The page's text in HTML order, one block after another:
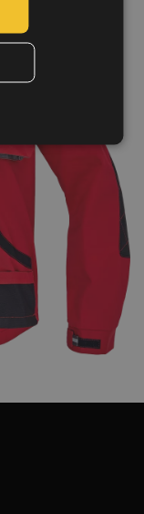
SPANISH
FRENCH